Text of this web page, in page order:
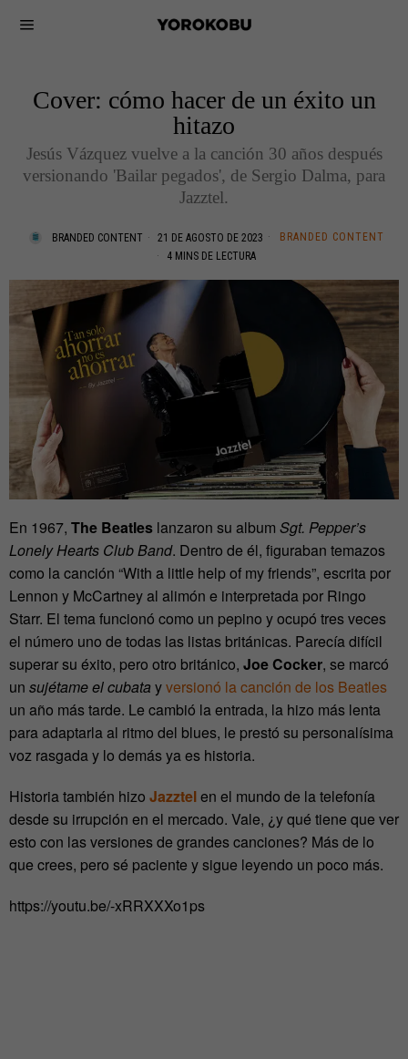
Cover: cómo hacer de un éxito un
hitazo
Jesús Vázquez vuelve a la canción 30 años después
versionando 'Bailar pegados', de Sergio Dalma, para
Jazztel.
BRANDED CONTENT 21 DE AGOSTO DE 2023
BRANDED CONTENT
4 MINS DE LECTURA
En 1967, The Beatles lanzaron su album Sgt. Pepper’s
Lonely Hearts Club Band. Dentro de él, figuraban temazos
como la canción “With a little help of my friends”, escrita por
Lennon y McCartney al alimón e interpretada por Ringo
Starr. El tema funcionó como un pepino y ocupó tres veces
el número uno de todas las listas británicas. Parecía difícil
superar su éxito, pero otro británico, Joe Cocker, se marcó
un sujétame el cubata yversionó la canción de los Beatles
un año más tarde. Le cambió la entrada, la hizo más lenta
para adaptarla al ritmo del blues, le prestó su personalísima
voz rasgada y lo demás ya es historia.
Historia también hizo Jazztelen el mundo de la telefonía
desde su irrupción en el mercado. Vale, ¿y qué tiene que ver
esto con las versiones de grandes canciones? Más de lo
que crees, pero sé paciente y sigue leyendo un poco más.
https://youtu.be/-xRRXXXo1ps